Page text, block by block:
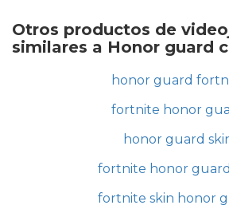
Otros productos de
similares a Honor guard
honor guard
fortnite honor
honor guard
fortnite honor
fortnite skin honor